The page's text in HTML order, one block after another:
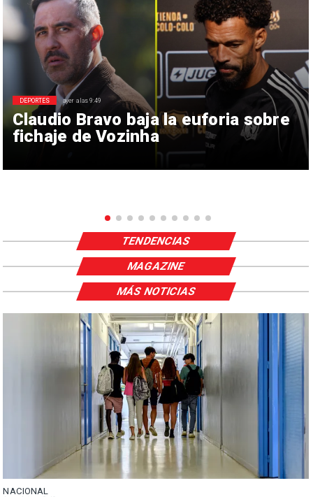
Claudio Bravo baja la euforia sobre
fichaje de Vozinha
DEPORTES ayer a las 9:49
TENDENCIAS
MAGAZINE
NACIONAL
MÁS NOTICIAS